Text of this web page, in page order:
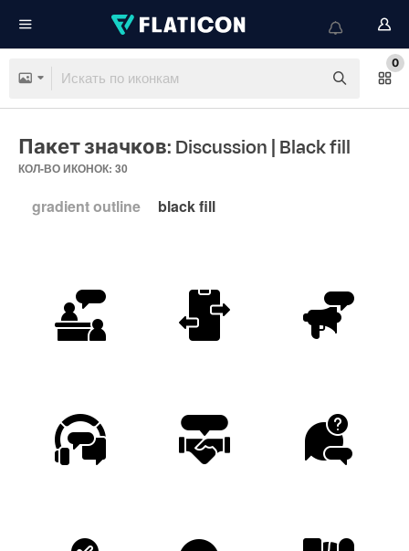
0
Пакет значков: Discussion | Black fill
КОЛ-ВО ИКОНОК: 30
gradient outline black fill